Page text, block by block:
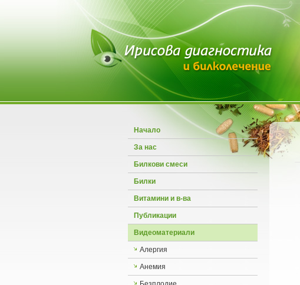
Начало
За нас
Билкови смеси
Билки
Витамини и в-ва
Публикации
Видеоматериали
Алергия
Анемия